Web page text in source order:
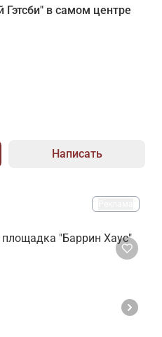
Гэтсби" в самом центре
Написать